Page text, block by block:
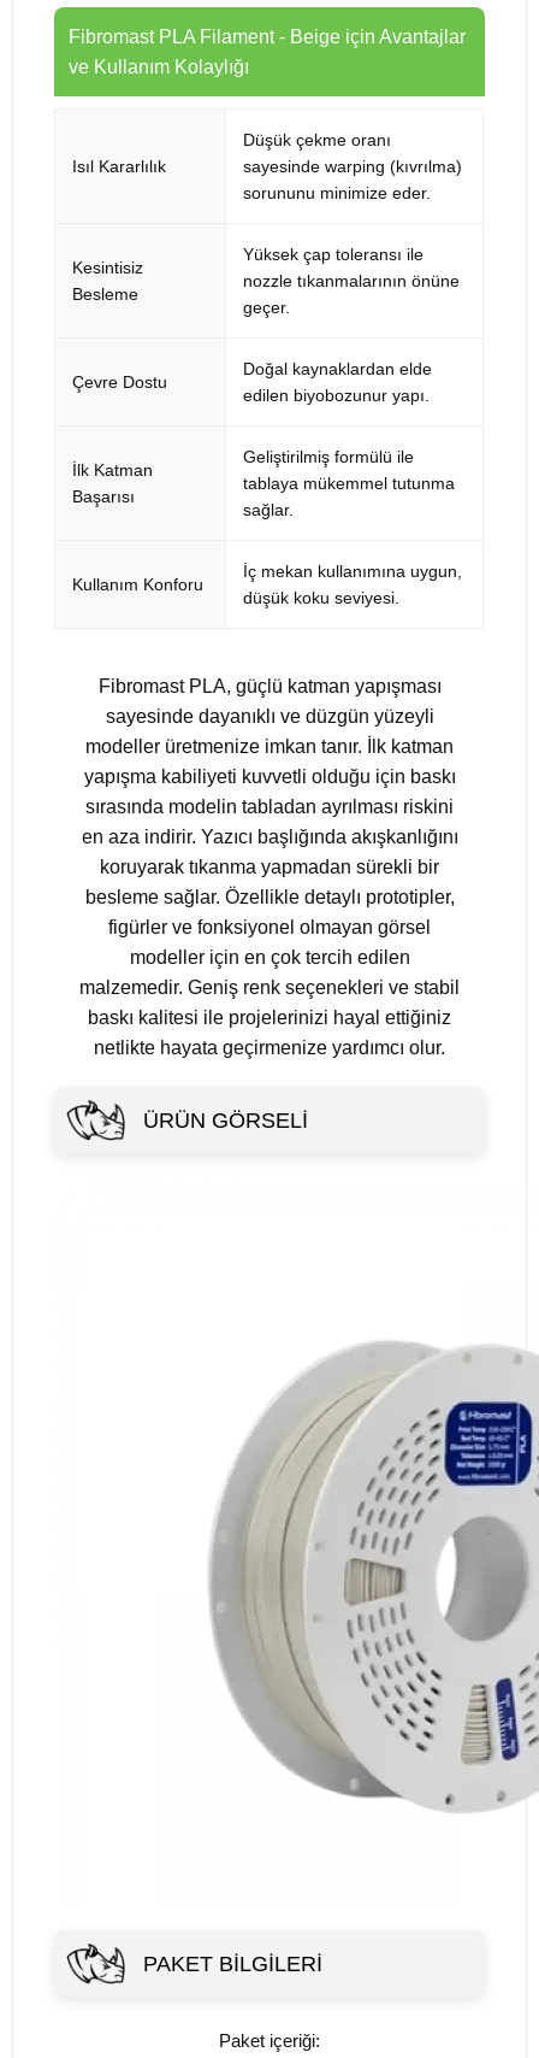
Fibromast PLA Filament - Beige için Avantajlar
ve Kullanım Kolaylığı
Isıl Kararlılık
Düşük çekme oranı
sayesinde warping (kıvrılma)
sorununu minimize eder.
Kesintisiz
Besleme
Yüksek çap toleransı ile
nozzle tıkanmalarının önüne
geçer.
Çevre Dostu
Doğal kaynaklardan elde
edilen biyobozunur yapı.
İlk Katman
Başarısı
Geliştirilmiş formülü ile
tablaya mükemmel tutunma
sağlar.
Kullanım Konforu
İç mekan kullanımına uygun,
düşük koku seviyesi.
Fibromast PLA, güçlü katman yapışması
sayesinde dayanıklı ve düzgün yüzeyli
modeller üretmenize imkan tanır. İlk katman
yapışma kabiliyeti kuvvetli olduğu için baskı
sırasında modelin tabladan ayrılması riskini
en aza indirir. Yazıcı başlığında akışkanlığını
koruyarak tıkanma yapmadan sürekli bir
besleme sağlar. Özellikle detaylı prototipler,
figürler ve fonksiyonel olmayan görsel
modeller için en çok tercih edilen
malzemedir. Geniş renk seçenekleri ve stabil
baskı kalitesi ile projelerinizi hayal ettiğiniz
netlikte hayata geçirmenize yardımcı olur.
ÜRÜN GÖRSELI
PAKET BILGILERI
Paket içeriği: